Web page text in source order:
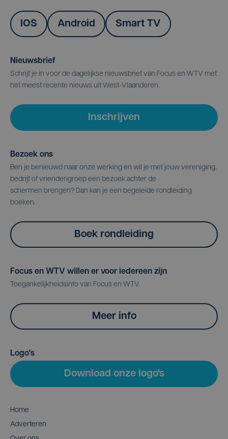
IOS Android Smart TV
Nieuwsbrief
Schrijf je in voor de dagelijkse nieuwsbrief van Focus en WTV met
het meest recente nieuws uit West-Vlaanderen.
Inschrijven
Bezoek ons
Ben je benieuwd naar onze werking en wil je met jouw vereniging,
bedrijf of vriendengroep een bezoek achter de
schermen brengen? Dan kan je een begeleide rondleiding
boeken.
Boek rondleiding
Focus en WTV willen er voor iedereen zijn
Toegankelijkheidsinfo van Focus en WTV
Meer info
Logo's
Download onze logo's
Home
Adverteren